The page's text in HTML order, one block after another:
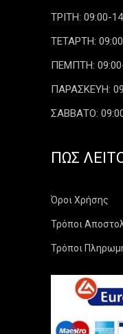
ΤΡΙΤΗ: 09:00-
ΤΕΤΑΡΤΗ:
ΠΕΜΠΤΗ:
ΠΑΡΑΣΚΕΥΗ:
ΣΑΒΒΑΤΟ:
ΠΏΣ
Όροι Χρήσης
Τρόποι
Τρόποι